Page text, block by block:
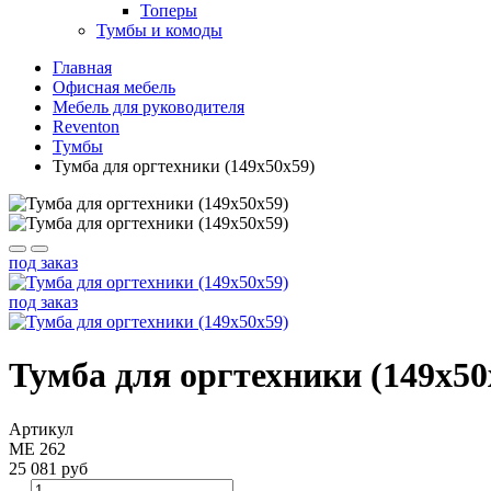
Топеры
Тумбы и комоды
Главная
Офисная мебель
Мебель для руководителя
Reventon
Тумбы
Тумба для оргтехники (149x50x59)
под заказ
под заказ
Тумба для оргтехники
Артикул
МЕ 262
25 081 руб